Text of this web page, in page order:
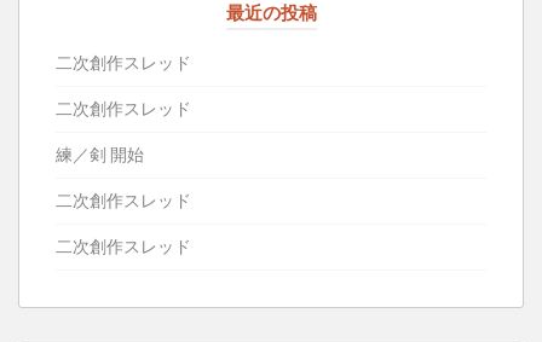
最近の投稿
二次創作スレッド
二次創作スレッド
練／剣 開始
二次創作スレッド
二次創作スレッド